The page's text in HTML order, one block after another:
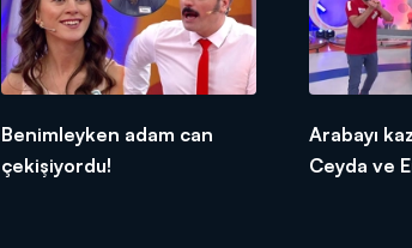
Benimleyken adam can
çekişiyordu!
Arabayı
Ceyda ve